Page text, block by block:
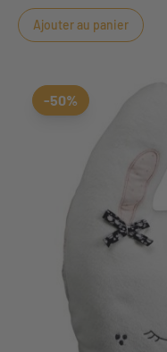
Ajouter au panier
-50%